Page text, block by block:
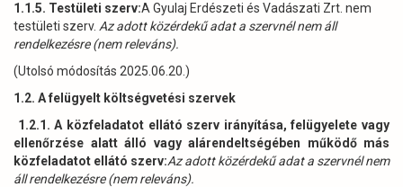
1.1.5. Testületi szerv:A Gyulaj Erdészeti és Vadászati Zrt. nem
testületi szerv. Az adott közérdekű adat a szervnél nem áll
rendelkezésre (nem releváns).
(Utolsó módosítás 2025.06.20.)
1.2. A felügyelt költségvetési szervek
1.2.1. A közfeladatot ellátó szerv irányítása, felügyelete vagy
ellenőrzése alatt álló vagy alárendeltségében működő más
közfeladatot ellátó szerv:Az adott közérdekű adat a szervnél nem
áll rendelkezésre (nem releváns).